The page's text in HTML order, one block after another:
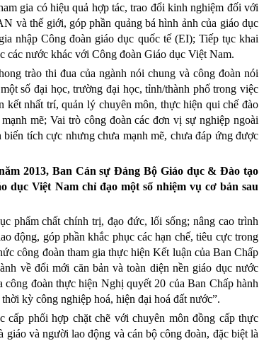
gia có hiệu quả hợp tác, trao đổi kinh nghiệm đối với
và thế giới, góp phần quảng bá hình ảnh của giáo dục
nhập Công đoàn giáo dục quốc tế (EI); Tiếp tục khai
các nước khác với Công đoàn Giáo dục Việt Nam.
trào thi đua của ngành nói chung và công đoàn nói
số đại học, trường đại học, tỉnh/thành phố trong việc
nhất trí, quản lý chuyên môn, thực hiện qui chế đào
mẽ; Vai trò công đoàn các đơn vị sự nghiệp ngoài
tích cực nhưng chưa mạnh mẽ, chưa đáp ứng được
2013, Ban Cán sự Đảng Bộ Giáo dục & Đào tạo
Việt Nam chỉ đạo một số nhiệm vụ cơ bản sau
phẩm chất chính trị, đạo đức, lối sống; nâng cao trình
động, góp phần khắc phục các hạn chế, tiêu cực trong
công đoàn tham gia thực hiện Kết luận của Ban Chấp
về đổi mới căn bản và toàn diện nền giáo dục nước
đoàn thực hiện Nghị quyết 20 của Ban Chấp hành
kỳ công nghiệp hoá, hiện đại hoá đất nước”.
cấp phối hợp chặt chẽ với chuyên môn đồng cấp thực
giáo và người lao động và cán bộ công đoàn, đặc biệt là